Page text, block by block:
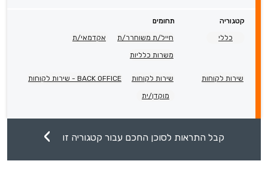
קטגוריה
תחומים
כללי
חייל/ת משוחרר/ת אקדמאי/ת
משרות כלליות
שירות לקוחות שירות לקוחות BACK OFFICE - שירות לקוחות
מוקדן/ית
קבל התראות לסוכן החכם עבור קטגוריה זו